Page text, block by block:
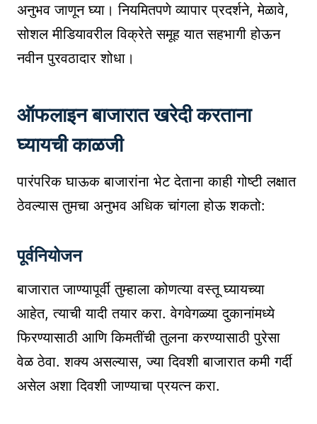
अनुभव जाणून घ्या। नियमितपणे व्यापार प्रदर्शने, मेळावे,
सोशल मीडियावरील विक्रेते समूह यात सहभागी होऊन
नवीन पुरवठादार शोधा।
ऑफलाइन बाजारात खरेदी करताना
घ्यायची काळजी
पारंपरिक घाऊक बाजारांना भेट देताना काही गोष्टी लक्षात
ठेवल्यास तुमचा अनुभव अधिक चांगला होऊ शकतो:
पूर्वनियोजन
बाजारात जाण्यापूर्वी तुम्हाला कोणत्या वस्तू घ्यायच्या
आहेत, त्याची यादी तयार करा. वेगवेगळ्या दुकानांमध्ये
फिरण्यासाठी आणि किमतींची तुलना करण्यासाठी पुरेसा
वेळ ठेवा. शक्य असल्यास, ज्या दिवशी बाजारात कमी गर्दी
असेल अशा दिवशी जाण्याचा प्रयत्न करा.